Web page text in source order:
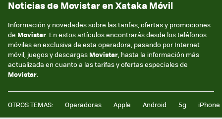
Noticias de Movistar en Xataka Móvil
Información y novedades sobre las tarifas, ofertas y promociones
de Movistar . En estos artículos encontrarás desde los teléfonos
móviles en exclusiva de esta operadora, pasando por Internet
móvil, juegos y descargas Movistar , hasta la información más
actualizada en cuanto a las tarifas y ofertas especiales de
Movistar
OTROS TEMAS: Operadoras Apple Android 5g iPhone